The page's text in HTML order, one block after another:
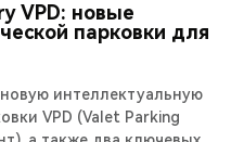
VPD: новые
парковки для
интеллектуальную
VPD (Valet Parking